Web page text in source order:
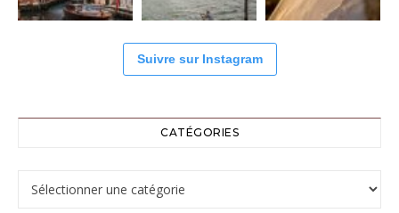
Suivre sur Instagram
CATÉGORIES
Catégories